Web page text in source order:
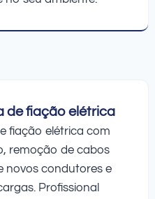
de fiação elétrica
fiação elétrica com
remoção de cabos
novos condutores e
Profissional